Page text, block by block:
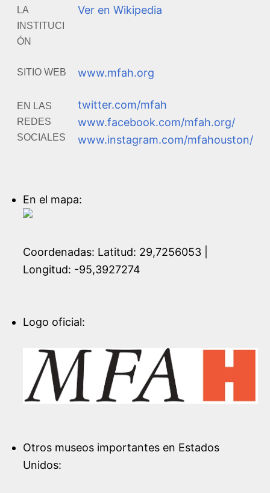
LA
INSTITUCI
ÓN
Ver en Wikipedia
SITIO WEB www.mfah.org
EN LAS
REDES
SOCIALES
twitter.com/mfah
www.facebook.com/mfah.org/
www.instagram.com/mfahouston/
En el mapa:
Coordenadas: Latitud: 29,7256053 |
Longitud: -95,3927274
Logo oficial:
Otros museos importantes en Estados
Unidos: